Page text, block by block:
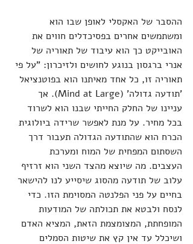
ההסבר של האקסלי לאופן שבו הוא
ומשתמשים אחרים בפסיכדלים חווים את
האובייקט כך הוא עיבוד של תאוריה של
אנרי ברגסון בנוגע לחושים ולזיכרון: "על פי
תאוריה זו, כל אחד מאיתנו הוא בפוטנציאל
'תודעה גדולה' (Mind at Large). אך
עניינו של החלק החייתי שבנו הוא לשרוד
בכל מחיר. על מנת לאפשר שרידה ביולוגית
הכרח הוא שהתודעה הגדולה תעבור דרך
השסתום המפחית של המוח ומערכת
העצבים. מה שיוצא מהצד השני הוא זרזיף
עלוב של תודעה מהסוג שיסייע לנו להישאר
בחיים על פני הפלנטה המסוימת הזו. כדי
לנסח ולבטא את תכולתה של המודעות
המופחתת, המצומצמת הזאת, המציא האדם
ושיכלל עד אין קץ את שיטות הסמלים